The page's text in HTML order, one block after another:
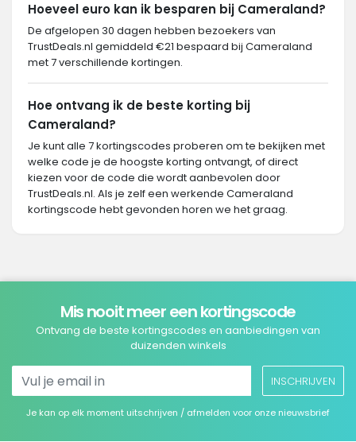
Hoeveel euro kan ik besparen bij Cameraland?
De afgelopen 30 dagen hebben bezoekers van
TrustDeals.nl gemiddeld €21 bespaard bij Cameraland
met 7 verschillende kortingen.
Hoe ontvang ik de beste korting bij
Cameraland?
Je kunt alle 7 kortingscodes proberen om te bekijken met
welke code je de hoogste korting ontvangt, of direct
kiezen voor de code die wordt aanbevolen door
TrustDeals.nl. Als je zelf een werkende Cameraland
kortingscode hebt gevonden horen we het graag.
Mis nooit meer een kortingscode
Ontvang de beste kortingscodes en aanbiedingen van
duizenden winkels
INSCHRIJVEN
Je kan op elk moment uitschrijven / afmelden voor onze nieuwsbrief